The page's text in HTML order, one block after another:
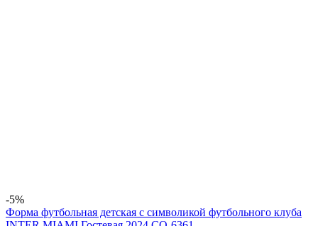
-5%
Форма футбольная детская с символикой футбольного клуба